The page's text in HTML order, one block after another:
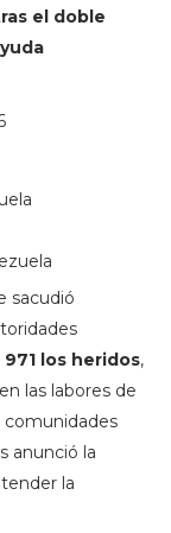
el doble
sacudió
971 los heridos,
las labores de
comunidades
anunció la
la